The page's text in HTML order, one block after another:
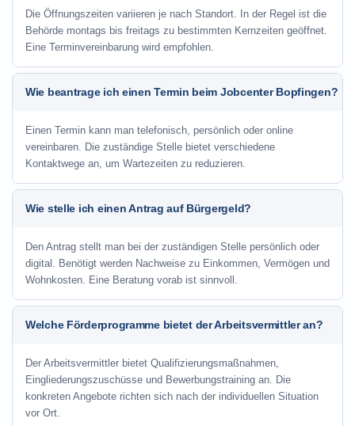
Die Öffnungszeiten variieren je nach Standort. In der Regel ist die
Behörde montags bis freitags zu bestimmten Kernzeiten geöffnet.
Eine Terminvereinbarung wird empfohlen.
Wie beantrage ich einen Termin beim Jobcenter Bopfingen?
Einen Termin kann man telefonisch, persönlich oder online
vereinbaren. Die zuständige Stelle bietet verschiedene
Kontaktwege an, um Wartezeiten zu reduzieren.
Wie stelle ich einen Antrag auf Bürgergeld?
Den Antrag stellt man bei der zuständigen Stelle persönlich oder
digital. Benötigt werden Nachweise zu Einkommen, Vermögen und
Wohnkosten. Eine Beratung vorab ist sinnvoll.
Welche Förderprogramme bietet der Arbeitsvermittler an?
Der Arbeitsvermittler bietet Qualifizierungsmaßnahmen,
Eingliederungszuschüsse und Bewerbungstraining an. Die
konkreten Angebote richten sich nach der individuellen Situation
vor Ort.